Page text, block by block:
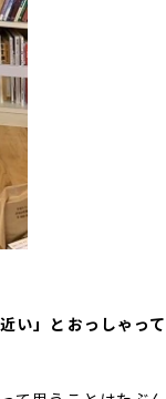
い」とおっしゃって